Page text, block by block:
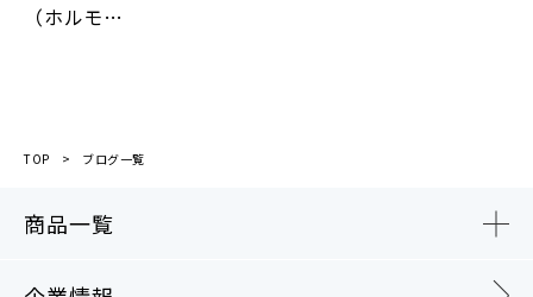
（ホルモ…
TOP ブログ一覧
商品一覧